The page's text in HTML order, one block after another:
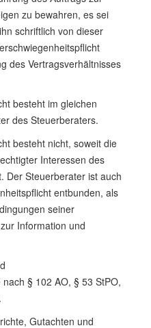
zu bewahren, es sei
schriftlich von dieser
des Vertragsverhältnisses
besteht im gleichen
des Steuerberaters.
besteht nicht, soweit die
Interessen des
Der Steuerberater ist auch
entbunden, als
seiner
Information und
§ 102 AO, § 53 StPO,
Gutachten und